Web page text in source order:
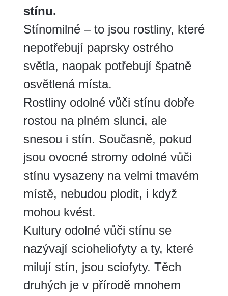
stínu.
Stínomilné – to jsou rostliny, které
nepotřebují paprsky ostrého
světla, naopak potřebují špatně
osvětlená místa.
Rostliny odolné vůči stínu dobře
rostou na plném slunci, ale
snesou i stín. Současně, pokud
jsou ovocné stromy odolné vůči
stínu vysazeny na velmi tmavém
místě, nebudou plodit, i když
mohou kvést.
Kultury odolné vůči stínu se
nazývají scioheliofyty a ty, které
milují stín, jsou sciofyty. Těch
druhých je v přírodě mnohem